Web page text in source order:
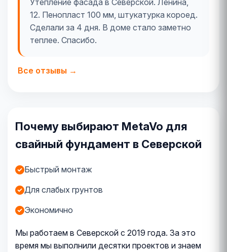
Утепление фасада в Северской. Ленина,
12. Пенопласт 100 мм, штукатурка короед.
Сделали за 4 дня. В доме стало заметно
теплее. Спасибо.
Все отзывы →
Почему выбирают MetaVo для
свайный фундамент в Северской
Быстрый монтаж
Для слабых грунтов
Экономично
Мы работаем в Северской с 2019 года. За это
время мы выполнили десятки проектов и знаем